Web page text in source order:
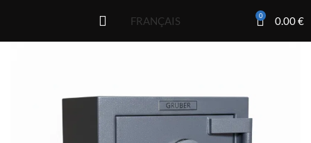
FRANÇAIS 0 0.00€